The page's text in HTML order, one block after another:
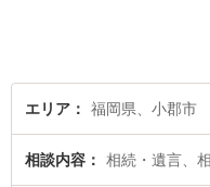
エリア 福岡県、小郡市
相談内容 相続・遺言、